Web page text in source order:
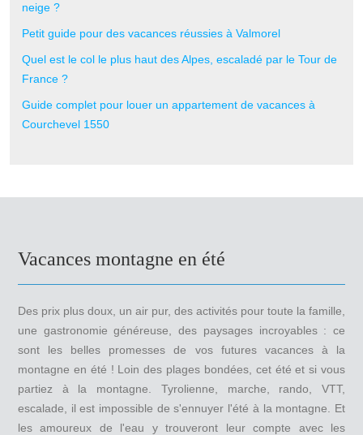
neige ?
Petit guide pour des vacances réussies à Valmorel
Quel est le col le plus haut des Alpes, escaladé par le Tour de
France ?
Guide complet pour louer un appartement de vacances à
Courchevel 1550
Vacances montagne en été
Des prix plus doux, un air pur, des activités pour toute la famille,
une gastronomie généreuse, des paysages incroyables : ce
sont les belles promesses de vos futures vacances à la
montagne en été ! Loin des plages bondées, cet été et si vous
partiez à la montagne. Tyrolienne, marche, rando, VTT,
escalade, il est impossible de s'ennuyer l'été à la montagne. Et
les amoureux de l'eau y trouveront leur compte avec les